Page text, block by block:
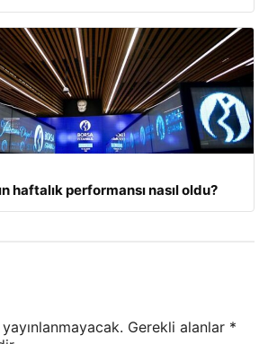
haftalık performansı nasıl oldu?
Gerekli alanlar *